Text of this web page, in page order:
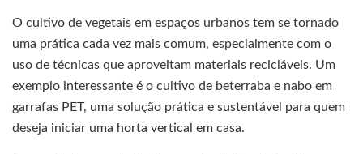
O cultivo de vegetais em espaços urbanos tem se tornado
uma prática cada vez mais comum, especialmente com o
uso de técnicas que aproveitam materiais recicláveis. Um
exemplo interessante é o cultivo de beterraba e nabo em
garrafas PET, uma solução prática e sustentável para quem
deseja iniciar uma horta vertical em casa.